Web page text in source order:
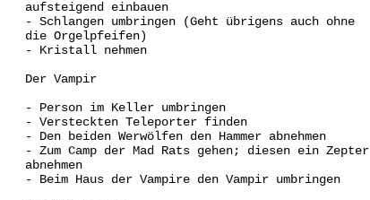
aufsteigend einbauen
- Schlangen umbringen (Geht übrigens auch ohne
die Orgelpfeifen)
- Kristall nehmen
Der Vampir
- Person im Keller umbringen
- Versteckten Teleporter finden
- Den beiden Werwölfen den Hammer abnehmen
- Zum Camp der Mad Rats gehen; diesen ein Zepter
abnehmen
- Beim Haus der Vampire den Vampir umbringen